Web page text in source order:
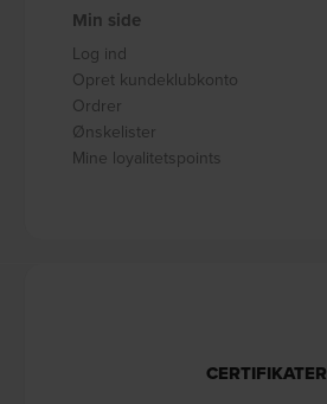
Min side
Log ind
Opret kundeklubkonto
Ordrer
Ønskelister
Mine loyalitetspoints
CERTIFIKATER